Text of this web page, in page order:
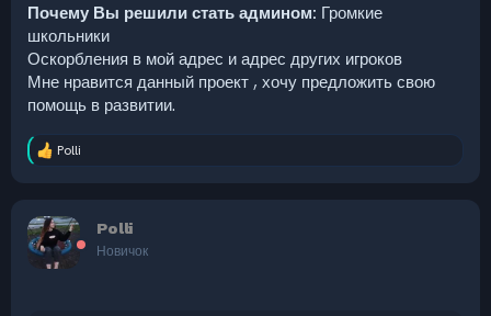
Почему Вы решили стать админом: Громкие
школьники
Оскорбления в мой адрес и адрес других игроков
Мне нравится данный проект , хочу предложить свою
помощь в развитии.
Р
ц
и
Polli
Polli
Новичок